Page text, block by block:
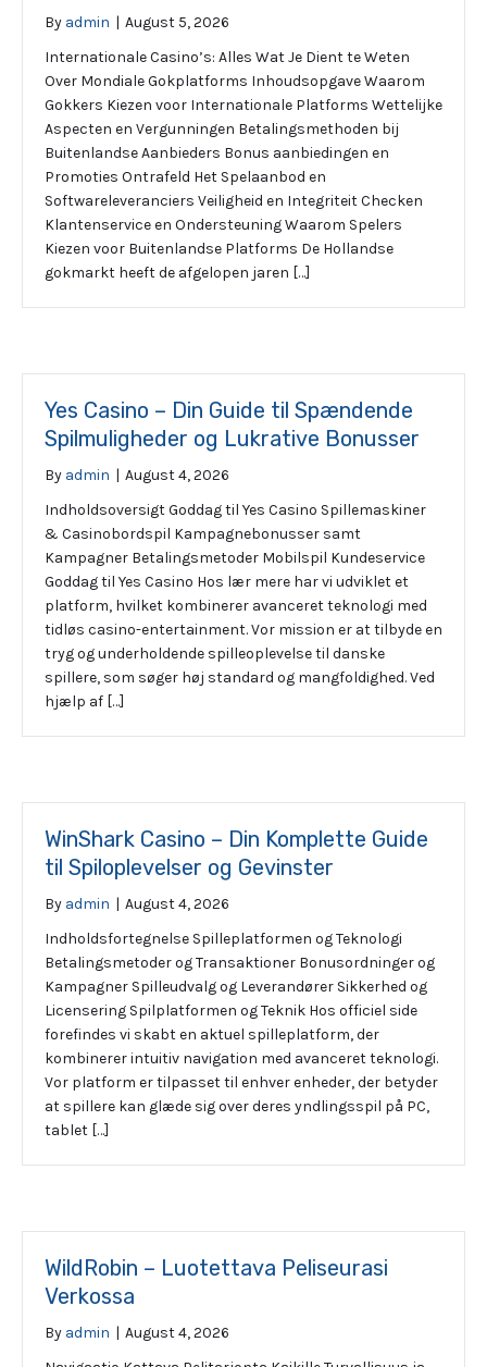
By admin | August 5, 2026
Internationale Casino’s: Alles Wat Je Dient te Weten
Over Mondiale Gokplatforms Inhoudsopgave Waarom
Gokkers Kiezen voor Internationale Platforms Wettelijke
Aspecten en Vergunningen Betalingsmethoden bij
Buitenlandse Aanbieders Bonus aanbiedingen en
Promoties Ontrafeld Het Spelaanbod en
Softwareleveranciers Veiligheid en Integriteit Checken
Klantenservice en Ondersteuning Waarom Spelers
Kiezen voor Buitenlandse Platforms De Hollandse
gokmarkt heeft de afgelopen jaren […]
Yes Casino – Din Guide til Spændende
Spilmuligheder og Lukrative Bonusser
By admin | August 4, 2026
Indholdsoversigt Goddag til Yes Casino Spillemaskiner
& Casinobordspil Kampagnebonusser samt
Kampagner Betalingsmetoder Mobilspil Kundeservice
Goddag til Yes Casino Hos lær mere har vi udviklet et
platform, hvilket kombinerer avanceret teknologi med
tidløs casino-entertainment. Vor mission er at tilbyde en
tryg og underholdende spilleoplevelse til danske
spillere, som søger høj standard og mangfoldighed. Ved
hjælp af […]
WinShark Casino – Din Komplette Guide
til Spiloplevelser og Gevinster
By admin | August 4, 2026
Indholdsfortegnelse Spilleplatformen og Teknologi
Betalingsmetoder og Transaktioner Bonusordninger og
Kampagner Spilleudvalg og Leverandører Sikkerhed og
Licensering Spilplatformen og Teknik Hos officiel side
forefindes vi skabt en aktuel spilleplatform, der
kombinerer intuitiv navigation med avanceret teknologi.
Vor platform er tilpasset til enhver enheder, der betyder
at spillere kan glæde sig over deres yndlingsspil på PC,
tablet […]
WildRobin – Luotettava Peliseurasi
Verkossa
By admin | August 4, 2026